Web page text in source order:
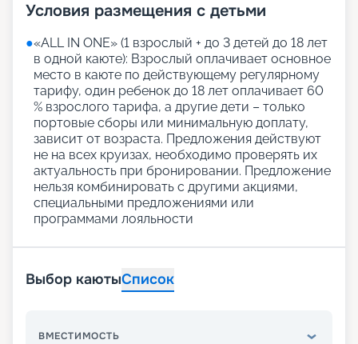
Условия размещения с детьми
●«АLL IN ONE» (1 взрослый + до 3 детей до 18 лет
в одной каюте): Взрослый оплачивает основное
место в каюте по действующему регулярному
тарифу, один ребенок до 18 лет оплачивает 60
% взрослого тарифа, а другие дети – только
портовые сборы или минимальную доплату,
зависит от возраста. Предложения действуют
не на всех круизах, необходимо проверять их
актуальность при бронировании. Предложение
нельзя комбинировать с другими акциями,
специальными предложениями или
программами лояльности
Выбор каютыСписок
ВМЕСТИМОСТЬ